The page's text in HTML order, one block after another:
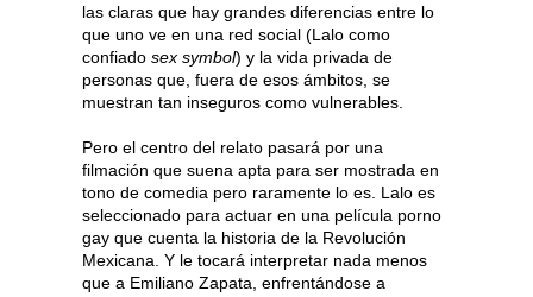
las claras que hay grandes diferencias entre lo
que uno ve en una red social (Lalo como
confiado sex symbol) y la vida privada de
personas que, fuera de esos ámbitos, se
muestran tan inseguros como vulnerables.
Pero el centro del relato pasará por una
filmación que suena apta para ser mostrada en
tono de comedia pero raramente lo es. Lalo es
seleccionado para actuar en una película porno
gay que cuenta la historia de la Revolución
Mexicana. Y le tocará interpretar nada menos
que a Emiliano Zapata, enfrentándose a